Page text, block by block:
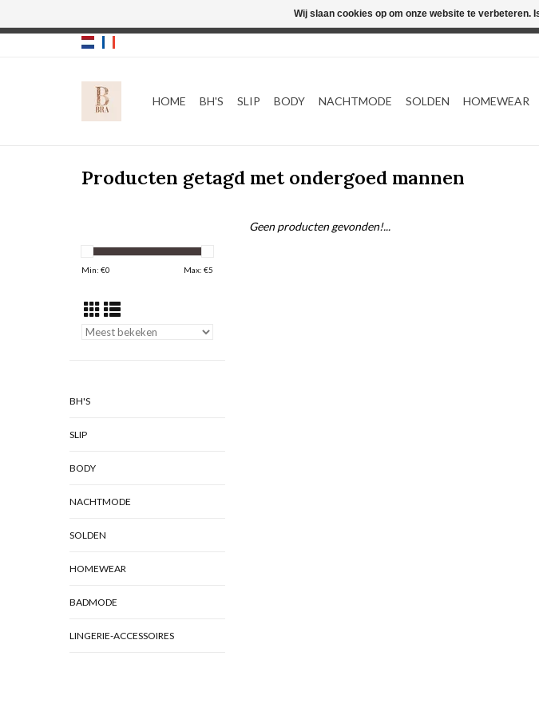
HOME BH'S SLIP BODY NACHTMODE SOLDEN HOMEWEAR
Producten getagd met ondergoed mannen
Min: €0 Max: €5
BH'S
SLIP
BODY
NACHTMODE
SOLDEN
HOMEWEAR
BADMODE
LINGERIE-ACCESSOIRES
Geen producten gevonden!...
Wij slaan cookies op om onze website te verbeteren.
Webshop werkt